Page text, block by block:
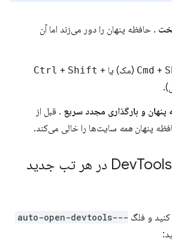
. حافظه پنهان را دور می‌زند اما آن
Cmd + (مک) یا Ctrl + Shift +
و بارگذاری مجدد سریع . قبل از
پنهان همه سایت‌ها را خالی می‌کند.
Tools در هر تب جدید
کنید و فلگ
--auto-open-devtools-